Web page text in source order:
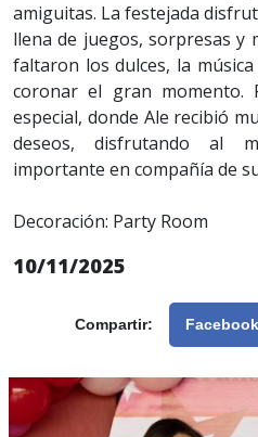
amiguitas. La festejada
llena de juegos, sorpresas y
faltaron los dulces, la
coronar el gran momento.
especial, donde Ale recibió
deseos, disfrutando al
importante en compañía de
Decoración: Party Room
10/11/2025
Compartir: Facebook